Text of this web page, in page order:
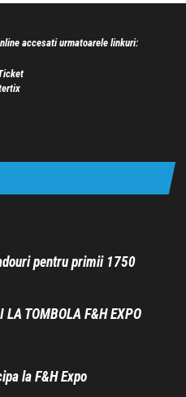
accesati urmatoarele linkuri:
pentru primii 1750
TOMBOLA F&H EXPO
la F&H Expo